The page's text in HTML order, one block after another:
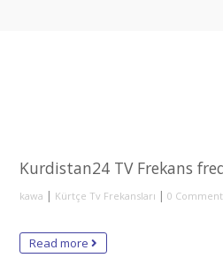
Kurdistan24 TV Frekans
kawa | Kürtçe Tv Frekansları | 0
Read more